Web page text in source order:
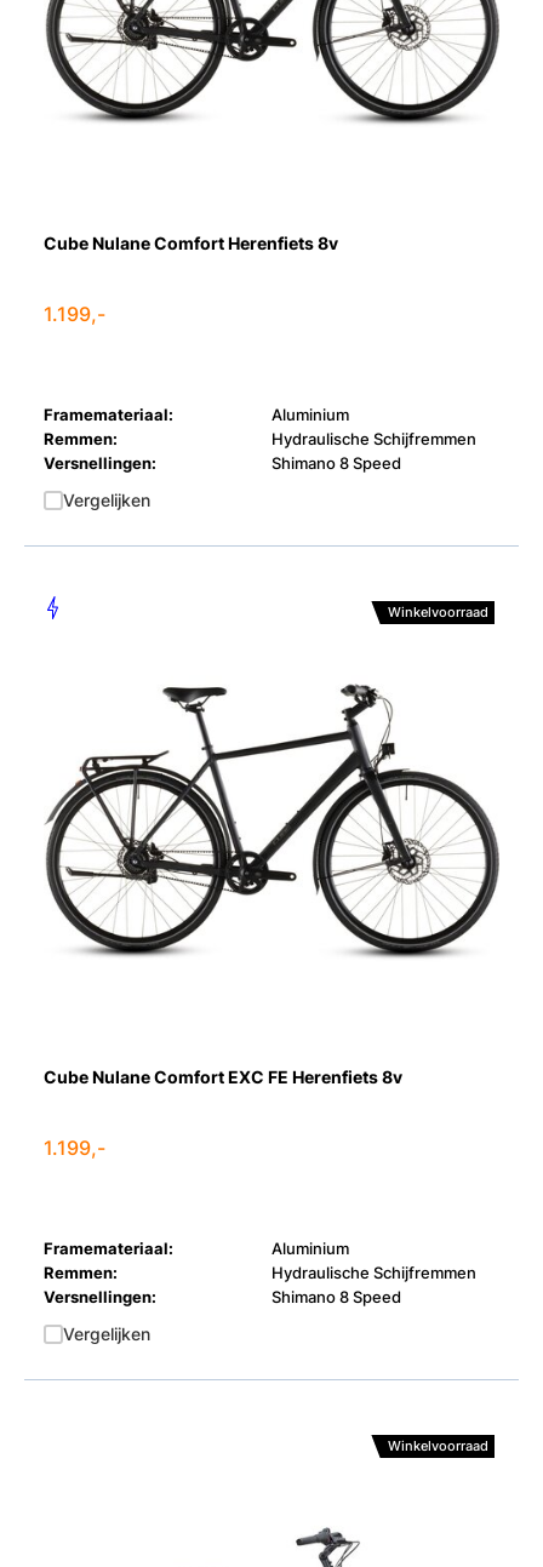
Cube Nulane Comfort Herenfiets 8v
1.199,-
Framemateriaal:
Aluminium
Remmen:
Hydraulische Schijfremmen
Versnellingen:
Shimano 8 Speed
Vergelijken
Winkelvoorraad
Cube Nulane Comfort EXC FE Herenfiets 8v
1.199,-
Framemateriaal:
Aluminium
Remmen:
Hydraulische Schijfremmen
Versnellingen:
Shimano 8 Speed
Vergelijken
Winkelvoorraad